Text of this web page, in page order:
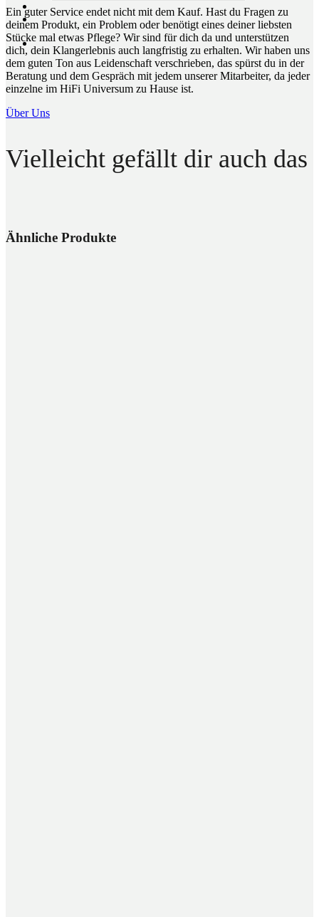
Ein guter Service endet nicht mit dem Kauf. Hast du Fragen zu
deinem Produkt, ein Problem oder benötigt eines deiner liebsten
Stücke mal etwas Pflege? Wir sind für dich da und unterstützen
dich, dein Klangerlebnis auch langfristig zu erhalten. Wir haben uns
dem guten Ton aus Leidenschaft verschrieben, das spürst du in der
Beratung und dem Gespräch mit jedem unserer Mitarbeiter, da jeder
einzelne im HiFi Universum zu Hause ist.
Über Uns
Vielleicht gefällt dir auch das
Ähnliche Produkte